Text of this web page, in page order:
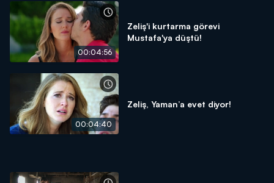
00:04:56
Zeliş'i kurtarma görevi
Mustafa'ya düştü!
00:04:40
Zeliş, Yaman’a evet diyor!